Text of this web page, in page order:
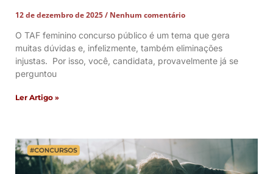
12 de dezembro de 2025
Nenhum comentário
O TAF feminino concurso público é um tema que gera
muitas dúvidas e, infelizmente, também eliminações
injustas. Por isso, você, candidata, provavelmente já se
perguntou
Ler Artigo »